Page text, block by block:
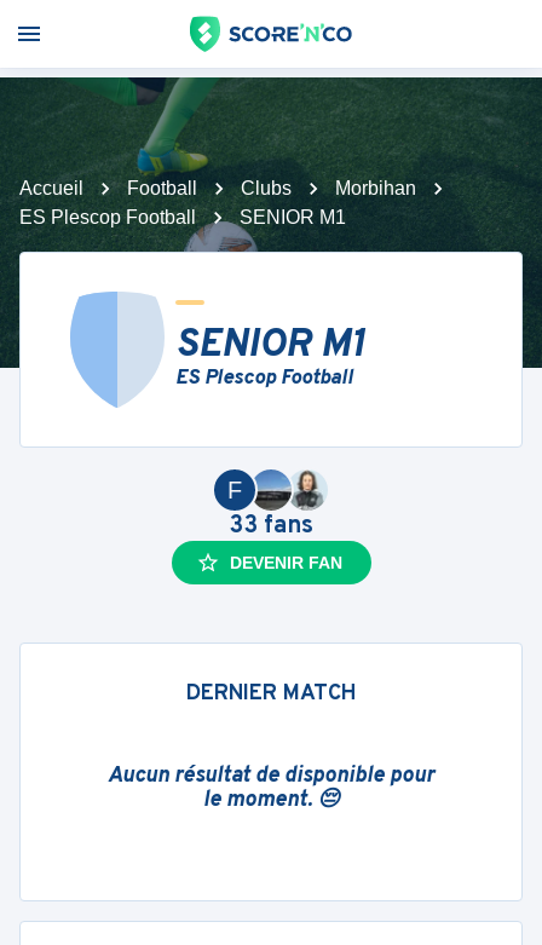
Accueil Football Clubs
Morbihan
ES Plescop Football
SENIOR M1
SENIOR M1
ES Plescop Football
F
33 fans
DEVENIR FAN
DERNIER MATCH
Aucun résultat de disponible pour
le moment. 😔